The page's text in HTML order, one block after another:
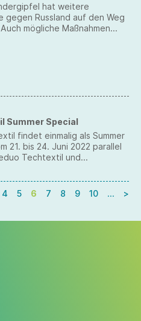
hat weitere
gegen Russland auf den Weg
mögliche Maßnahmen
ab sofort zu streichen.
Summer Special
findet einmalig als Summer
21. bis 24. Juni 2022 parallel
Techtextil und
4 5 6 7 8 9 10 … >